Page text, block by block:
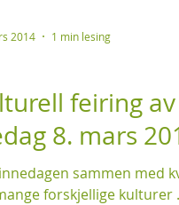
feiring av
8. mars
sammen med
forskjellige kulturer
2014
1 min lesing